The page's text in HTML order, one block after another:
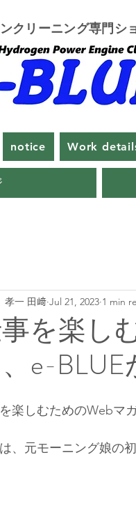
クリーニング専門
notice Work
を楽し
e-BLUE
孝一 田﨑 Jul 21, 2023 1 min
楽しむためのWebマ
、元モーニング娘の